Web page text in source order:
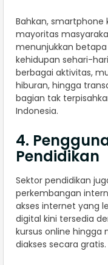
Bahkan,
mayoritas
menunjukkan
kehidupan sehari-
berbagai aktivitas,
hiburan, hingga
bagian tak
Indonesia.
4.
Pendidikan
Sektor pendidikan
perkembangan
akses internet yang
digital kini tersedia
kursus online hingga
diakses secara gratis.